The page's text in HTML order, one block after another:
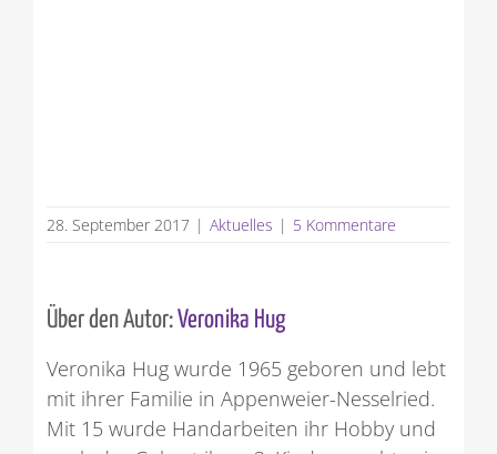
28. September 2017 | Aktuelles | 5 Kommentare
Über den Autor:Veronika Hug
Veronika Hug wurde 1965 geboren und lebt
mit ihrer Familie in Appenweier-Nesselried.
Mit 15 wurde Handarbeiten ihr Hobby und